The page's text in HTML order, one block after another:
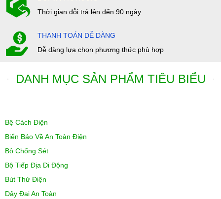
Thời gian đỗi trả lên đến 90 ngày
THANH TOÁN DỄ DÀNG
Dễ dàng lựa chọn phương thức phù hợp
DANH MỤC SẢN PHẨM TIÊU BIỂU
Bệ Cách Điện
Biển Báo Về An Toàn Điện
Bộ Chống Sét
Bộ Tiếp Địa Di Động
Bút Thử Điện
Dây Đai An Toàn